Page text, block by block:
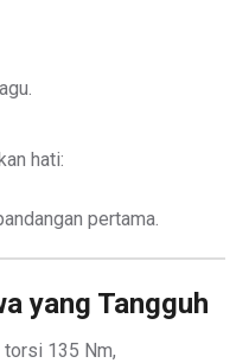
hati:
pertama.
yang Tangguh
135 Nm,